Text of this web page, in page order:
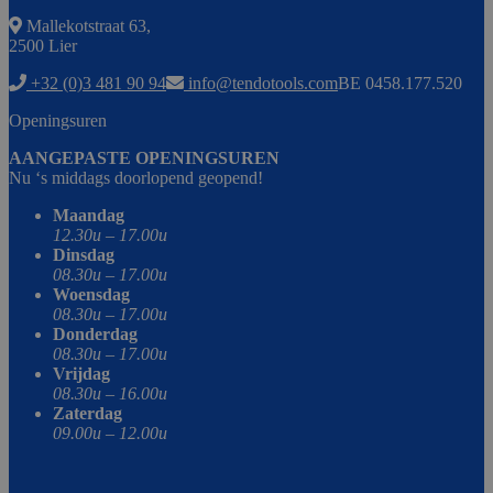
Mallekotstraat 63,
2500 Lier
+32 (0)3 481 90 94
info@tendotools.comBE 0458.177.520
Openingsuren
AANGEPASTE OPENINGSUREN
Nu ‘s middags doorlopend geopend!
Maandag
12.30u – 17.00u
Dinsdag
08.30u – 17.00u
Woensdag
08.30u – 17.00u
Donderdag
08.30u – 17.00u
Vrijdag
08.30u – 16.00u
Zaterdag
09.00u – 12.00u